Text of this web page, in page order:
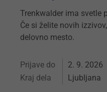
Trenkwalder ima svetle
Če si želite novih
delovno mesto.
Prijave do 2. 9. 2026
Kraj dela Ljubljana